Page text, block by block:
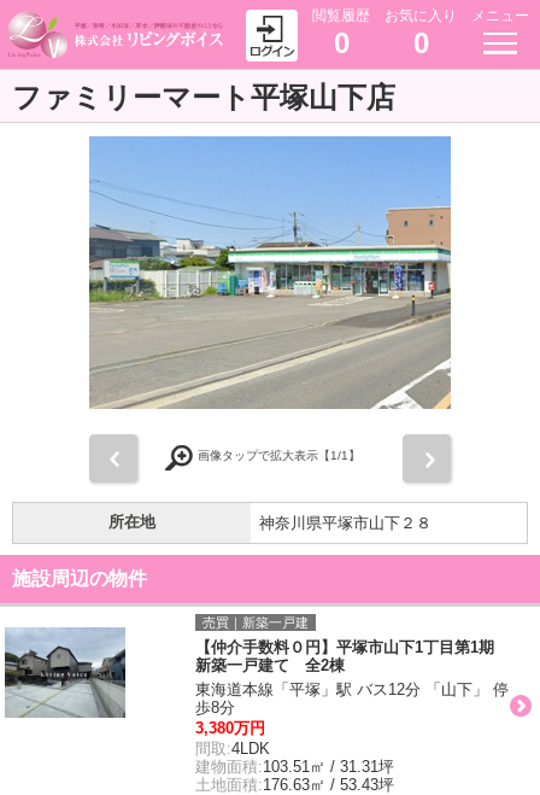
閲覧履歴
0
お気に入り
0
メニュー
ファミリーマート平塚山下店
画像タップで拡大表示【1/1】
所在地 神奈川県平塚市山下２８
施設周辺の物件
売買｜新築一戸建
【仲介手数料０円】平塚市山下1丁目第1期
新築一戸建て 全2棟
東海道本線「平塚」駅 バス12分 「山下」 停
歩8分
3,380万円
間取:4LDK
建物面積:103.51㎡ / 31.31坪
土地面積:176.63㎡ / 53.43坪